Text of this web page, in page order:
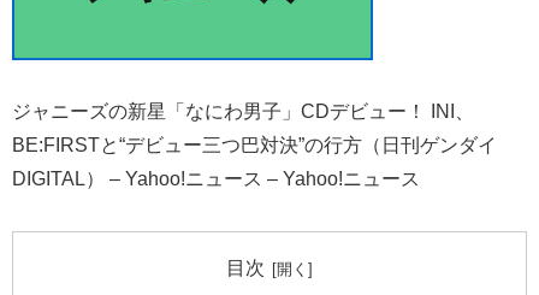
ジャニーズの新星「なにわ男子」CDデビュー！ INI、
BE:FIRSTと“デビュー三つ巴対決”の行方（日刊ゲンダイ
DIGITAL） – Yahoo!ニュース – Yahoo!ニュース
目次